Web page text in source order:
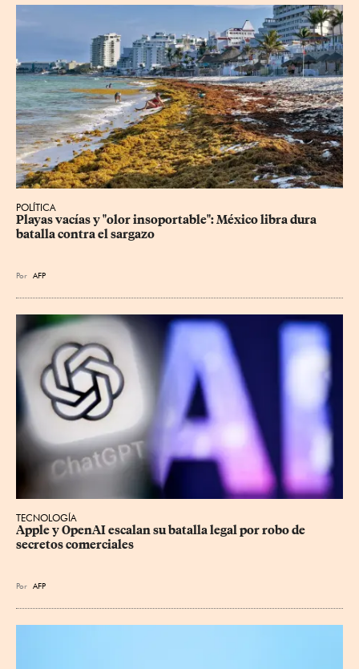
POLÍTICA
Playas vacías y "olor insoportable": México libra dura
batalla contra el sargazo
Por AFP
TECNOLOGÍA
Apple y OpenAI escalan su batalla legal por robo de
secretos comerciales
Por AFP